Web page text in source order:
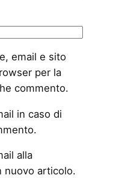
email e sito
per la
commento.
in caso di
alla
nuovo articolo.